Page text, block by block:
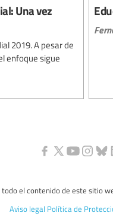
Una vez
2019. A pesar de
enfoque sigue
el contenido de este sitio
Aviso legal Política de